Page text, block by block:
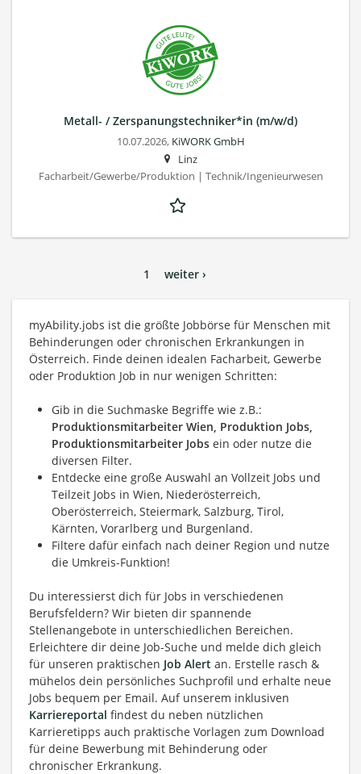
Metall- / Zerspanungstechniker*in (m/w/d)
10.07.2026, KiWORK GmbH
Linz
Facharbeit/Gewerbe/Produktion | Technik/Ingenieurwesen
1 weiter ›
myAbility.jobs ist die größte Jobbörse für Menschen mit
Behinderungen oder chronischen Erkrankungen in
Österreich. Finde deinen idealen Facharbeit, Gewerbe
oder Produktion Job in nur wenigen Schritten:
Gib in die Suchmaske Begriffe wie z.B.:
Produktionsmitarbeiter Wien, Produktion Jobs,
Produktionsmitarbeiter Jobs ein oder nutze die
diversen Filter.
Entdecke eine große Auswahl an Vollzeit Jobs und
Teilzeit Jobs in Wien, Niederösterreich,
Oberösterreich, Steiermark, Salzburg, Tirol,
Kärnten, Vorarlberg und Burgenland.
Filtere dafür einfach nach deiner Region und nutze
die Umkreis-Funktion!
Du interessierst dich für Jobs in verschiedenen
Berufsfeldern? Wir bieten dir spannende
Stellenangebote in unterschiedlichen Bereichen.
Erleichtere dir deine Job-Suche und melde dich gleich
für unseren praktischen Job Alert an. Erstelle rasch &
mühelos dein persönliches Suchprofil und erhalte neue
Jobs bequem per Email. Auf unserem inklusiven
Karriereportal findest du neben nützlichen
Karrieretipps auch praktische Vorlagen zum Download
für deine Bewerbung mit Behinderung oder
chronischer Erkrankung.